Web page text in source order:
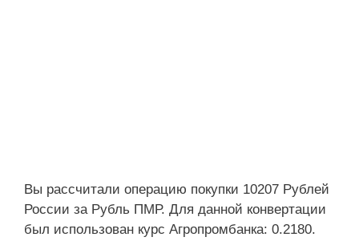
Вы рассчитали операцию покупки 10207 Рублей
России за Рубль ПМР. Для данной конвертации
был использован курс Агропромбанка: 0.2180.